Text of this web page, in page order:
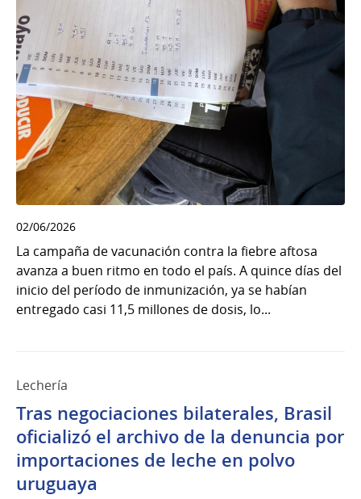
02/06/2026
La campaña de vacunación contra la fiebre aftosa
avanza a buen ritmo en todo el país. A quince días del
inicio del período de inmunización, ya se habían
entregado casi 11,5 millones de dosis, lo...
Lechería
Tras negociaciones bilaterales, Brasil
oficializó el archivo de la denuncia por
importaciones de leche en polvo
uruguaya